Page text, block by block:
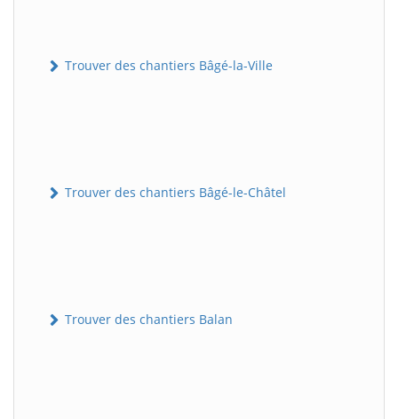
Trouver des chantiers Bâgé-la-Ville
Trouver des chantiers Bâgé-le-Châtel
Trouver des chantiers Balan